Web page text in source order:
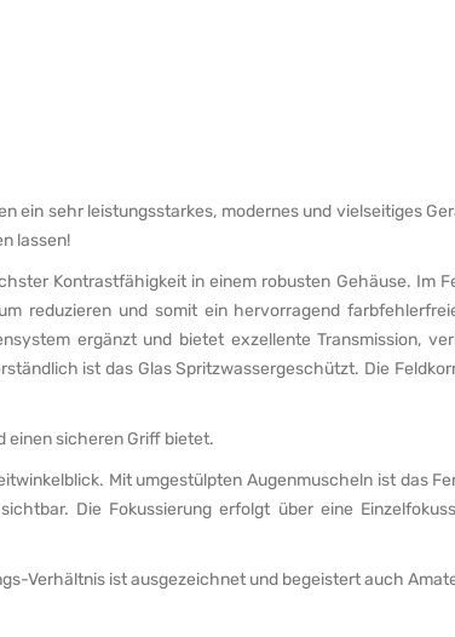
ein sehr leistungsstarkes, modernes und vielseitiges
lassen!
Kontrastfähigkeit in einem robusten Gehäuse. Im
reduzieren und somit ein hervorragend
ergänzt und bietet exzellente Transmission,
ist das Glas Spritzwassergeschützt. Die
einen sicheren Griff bietet.
Mit umgestülpten Augenmuscheln ist das
Die Fokussierung erfolgt über eine
Verhältnis ist ausgezeichnet und begeistert auch